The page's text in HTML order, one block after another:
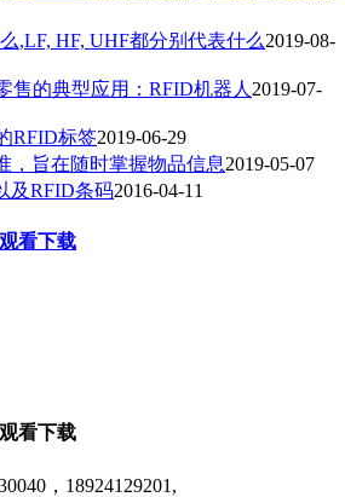
,LF, HF, UHF都分别代表什么2019-08-
的典型应用：RFID机器人 2019-07-
RFID标签2019-06-29
，旨在随时掌握物品信息2019-05-07
及RFID条码2016-04-11
看下载
看下载
，18924129201,